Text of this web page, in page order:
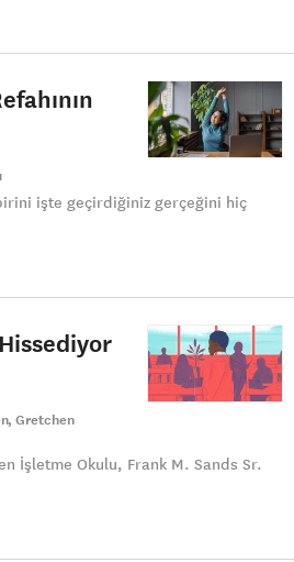
birini işte geçirdiğiniz gerçeğini hiç
Gretchen
İşletme Okulu, Frank M. Sands Sr.